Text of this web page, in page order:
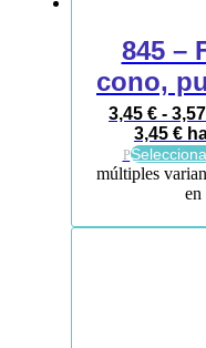
845 –
cono,
3,45 € - 3,57
3,45 €
P
múltiples
en